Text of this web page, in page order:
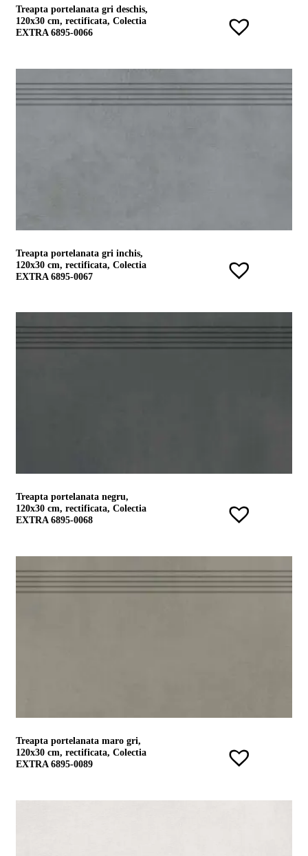
Treapta portelanata gri deschis,
120x30 cm, rectificata, Colectia
EXTRA 6895-0066
Treapta portelanata gri inchis,
120x30 cm, rectificata, Colectia
EXTRA 6895-0067
Treapta portelanata negru,
120x30 cm, rectificata, Colectia
EXTRA 6895-0068
Treapta portelanata maro gri,
120x30 cm, rectificata, Colectia
EXTRA 6895-0089